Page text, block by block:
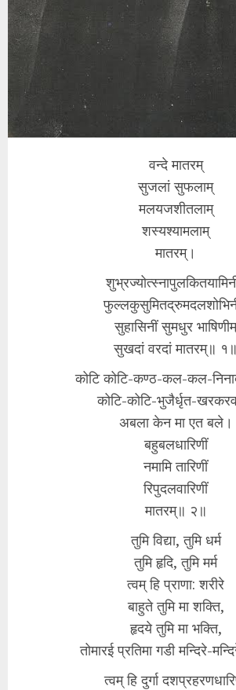
वन्दे मातरम्
सुजलां सुफलाम्
मलयजशीतलाम्
शस्यश्यामलाम्
मातरम्।
सुहासिनीं सुमधुर भाषिणीम्
सुखदां वरदां मातरम्॥ १॥
कोटि कोटि-कण्ठ-कल-कल-
कोटि-कोटि-भुजैर्धृत-
अबला केन मा एत बले।
बहुबलधारिणीं
नमामि तारिणीं
रिपुदलवारिणीं
मातरम्॥ २॥
तुमि विद्या, तुमि धर्म
तुमि हृदि, तुमि मर्म
त्वम् हि प्राणा: शरीरे
बाहुते तुमि मा शक्ति,
हृदये तुमि मा भक्ति,
तोमारई प्रतिमा गडी मन्दिरे-
त्वम् हि दुर्गा